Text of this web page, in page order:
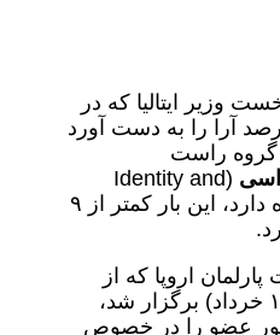
وزیر ایتالیا که در
میلادی ۳۴ درصد آرا را به دست آورد
راست
(Identity and
Democracy) را بر عهده دارد، این بار کمتر از ۹
پارلمان اروپا که از
تاریخ ۶ تا ۹ ژوئن (۲۰-۱۷ خرداد) برگزار شد،
سیاسی ۲۷ کشور عضو را در خصوص